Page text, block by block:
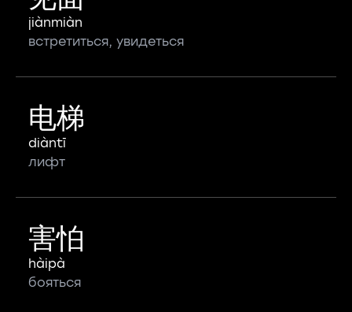
jiànmiàn
встретиться, увидеться
电梯
diàntī
лифт
害怕
hàipà
бояться